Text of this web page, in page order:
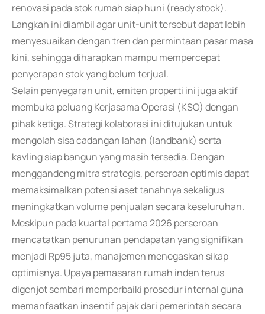
renovasi pada stok rumah siap huni (ready stock).
Langkah ini diambil agar unit-unit tersebut dapat lebih
menyesuaikan dengan tren dan permintaan pasar masa
kini, sehingga diharapkan mampu mempercepat
penyerapan stok yang belum terjual.
Selain penyegaran unit, emiten properti ini juga aktif
membuka peluang Kerjasama Operasi (KSO) dengan
pihak ketiga. Strategi kolaborasi ini ditujukan untuk
mengolah sisa cadangan lahan (landbank) serta
kavling siap bangun yang masih tersedia. Dengan
menggandeng mitra strategis, perseroan optimis dapat
memaksimalkan potensi aset tanahnya sekaligus
meningkatkan volume penjualan secara keseluruhan.
Meskipun pada kuartal pertama 2026 perseroan
mencatatkan penurunan pendapatan yang signifikan
menjadi Rp95 juta, manajemen menegaskan sikap
optimisnya. Upaya pemasaran rumah inden terus
digenjot sembari memperbaiki prosedur internal guna
memanfaatkan insentif pajak dari pemerintah secara